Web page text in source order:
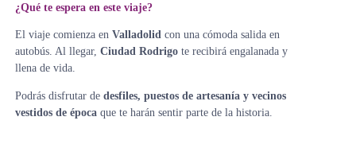
¿Qué te espera en este viaje?
El viaje comienza en Valladolid con una cómoda salida en
autobús. Al llegar, Ciudad Rodrigote recibirá engalanada y
llena de vida.
Podrás disfrutar de desfiles, puestos de artesanía y vecinos
vestidos de épocaque te harán sentir parte de la historia.